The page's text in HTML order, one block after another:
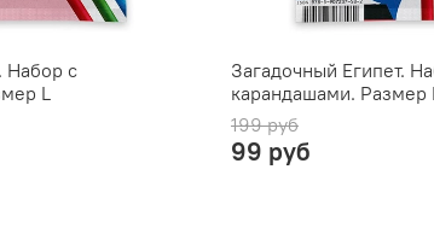
Набор с
L
Загадочный Египет.
карандашами. Размер
199 руб
99 руб